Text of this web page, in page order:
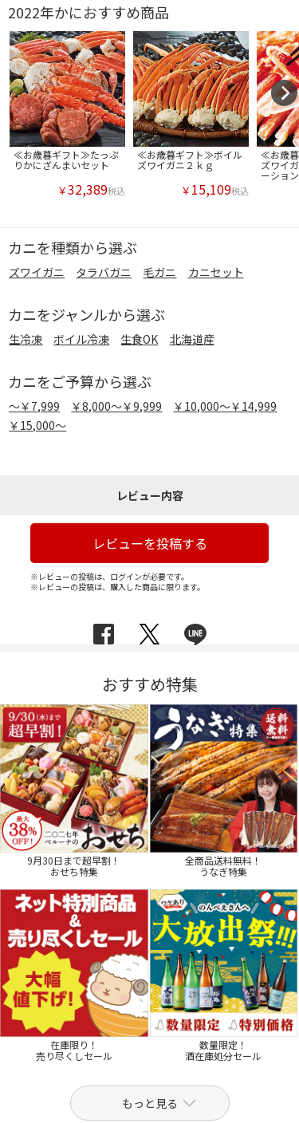
2022年かにおすすめ商品
≪お歳暮ギフト≫たっぷ
りかにざんまいセット
￥32,389税込
≪お歳暮ギフト≫ボイル
ズワイガニ２ｋｇ
￥ 15,109税込
≪お歳
ズワイ
ーション
カニを種類から選ぶ
ズワイガニ タラバガニ 毛ガニ カニセット
カニをジャンルから選ぶ
生冷凍 ボイル冷凍 生食OK 北海道産
カニをご予算から選ぶ
～￥7,999 ￥8,000～￥9,999
￥10,000～￥14,999
￥15,000～
レビュー内容
レビューを投稿する
※レビューの投稿は、ログインが必要です。
※レビューの投稿は、購入した商品に限ります。
おすすめ特集
9月30日まで超早割！
おせち特集
全商品送料無料！
うなぎ特集
在庫限り！
売り尽くしセール
数量限定！
酒在庫処分セール
もっと見る